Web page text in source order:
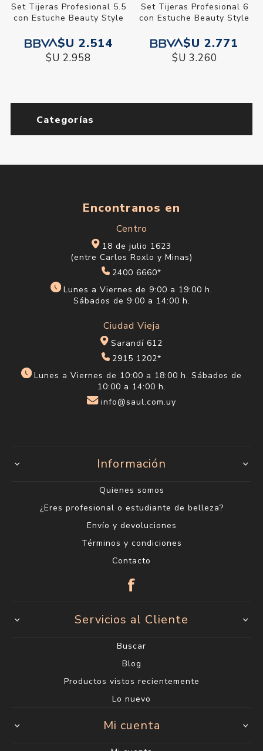
Set Tijeras Profesional 5.5
con Estuche Beauty Style
$U 2.514
$U 2.958
Set Tijeras Profesional 6
con Estuche Beauty Style
$U 2.771
$U 3.260
Categorías
Encontranos en
Centro
18 de julio 1623
(entre Carlos Roxlo y Minas)
2400 6660*
Lunes a Viernes de 9:00 a 19:00 h.
Sábados de 9:00 a 14:00 h.
Ciudad Vieja
Sarandí 612
2915 1202*
Lunes a Viernes de 10:00 a 18:00 h. Sábados de
10:00 a 14:00 h.
info@saul.com.uy
Información
Quienes somos
¿Eres profesional o estudiante de belleza?
Envío y devoluciones
Términos y condiciones
Contacto
Servicios al Cliente
Buscar
Blog
Productos vistos recientemente
Lo nuevo
Mi cuenta